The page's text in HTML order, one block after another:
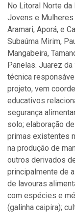
No Litoral Norte da
Jovens e Mulheres
Aramari, Aporá, e
Subaúma Mirim,
Mangabeira,
Panelas. Juarez
técnica
projeto, vem
educativos
segurança
solo; elaboração
primas existentes
na produção de
outros derivados
principalmente de
de lavouras
com espécies e
(galinha caipira);